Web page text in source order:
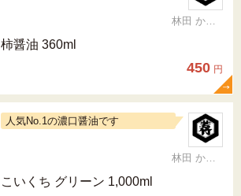
林田 かおり
柿醤油 360ml
450 円
人気No.1の濃口醤油です
林田 かおり
こいくち グリーン 1,000ml